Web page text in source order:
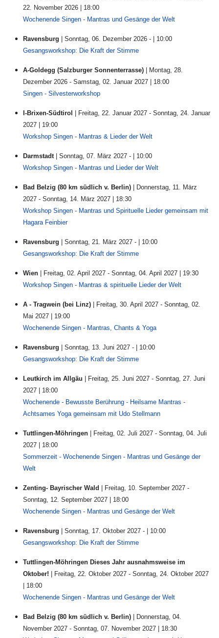
22. November 2026 | 18:00
Wochenende Singen - Mantras und Gesänge der Welt
Ravensburg
| Sonntag, 06. Dezember 2026 - | 10:00
Gesangsworkshop: Die Kraft der Stimme
A-Goldegg (Salzburger Sonnenterrasse) | Montag, 28.
Dezember 2026 - Samstag, 02. Januar 2027 | 18:00
Singen - Silvesterworkshop
I-Brixen-Südtirol
| Freitag, 22. Januar 2027 - Sonntag, 24. Januar
2027 | 19:00
Workshop Singen - Mantras & Lieder der Welt
Darmstadt
| Sonntag, 07. März 2027 - | 10:00
Workshop Singen - Mantras und Lieder der Welt
Bad Belzig (80 km südlich v. Berlin) | Donnerstag, 11. März
2027 - Sonntag, 14. März 2027 | 18:30
Workshop Singen - Mantras und Spirituelle Lieder gemeinsam mit
Hagara Feinbier
Ravensburg
| Sonntag, 21. März 2027 - | 10:00
Gesangsworkshop: Die Kraft der Stimme
Wien
| Freitag, 02. April 2027 - Sonntag, 04. April 2027 | 19:30
Workshop Singen - Mantras & spirituelle Lieder der Welt
A - Tragwein (bei Linz) | Freitag, 30. April 2027 - Sonntag, 02.
Mai 2027 | 19:00
Wochenende Singen - Mantras, Chants & Yoga
Ravensburg | Sonntag, 13. Juni 2027 - | 10:00
Gesangsworkshop: Die Kraft der Stimme
Leutkirch im Allgäu | Freitag, 25. Juni 2027 - Sonntag, 27. Juni
2027 | 18:00
Wochenende - Bewusste Berührung - Heilsame Mantras -
Achtsames Yoga gemeinsam mit Udo Stellmann
Tuttlingen-Möhringen | Freitag, 02. Juli 2027 - Sonntag, 04. Juli
2027 | 18:00
Sommerzeit - Wochenende Singen - Mantras und Gesänge der
Welt
Zenting- Bayrischer Wald
| Freitag, 10. September 2027 -
Sonntag, 12. September 2027 | 18:00
Wochenende Singen - Mantras und Gesänge der Welt
Ravensburg
| Sonntag, 17. Oktober 2027 - | 10:00
Gesangsworkshop: Die Kraft der Stimme
Tuttlingen-Möhringen Dieses Jahr ausnahmsweise im
Oktober! | Freitag, 22. Oktober 2027 - Sonntag, 24. Oktober 2027
| 18:00
Wochenende Singen - Mantras und Gesänge der Welt
Bad Belzig (80 km südlich v. Berlin) | Donnerstag, 04.
November 2027 - Sonntag, 07. November 2027 | 18:30